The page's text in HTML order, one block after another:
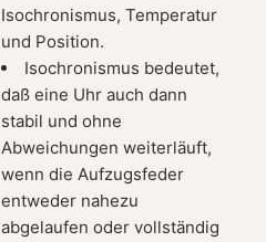
Isochronismus, Temperatur
und Position.
Isochronismus bedeutet,
daß eine Uhr auch dann
stabil und ohne
Abweichungen weiterläuft,
wenn die Aufzugsfeder
entweder nahezu
abgelaufen oder vollständig